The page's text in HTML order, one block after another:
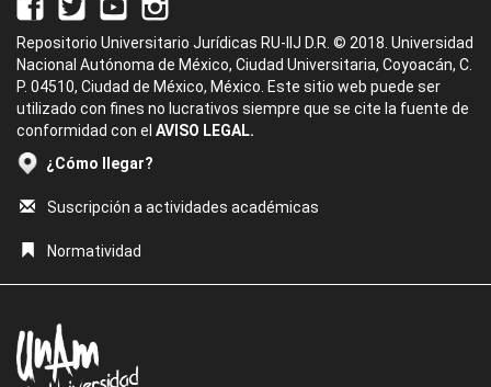
Repositorio Universitario Jurídicas RU-IIJ D.R. © 2018. Universidad
Nacional Autónoma de México, Ciudad Universitaria, Coyoacán, C.
P. 04510, Ciudad de México, México. Este sitio web puede ser
utilizado con fines no lucrativos siempre que se cite la fuente de
conformidad con el AVISO LEGAL.
¿Cómo llegar?
Suscripción a actividades académicas
Normatividad